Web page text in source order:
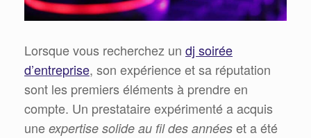
Lorsque vous recherchez un dj soirée
d’entreprise, son expérience et sa réputation
sont les premiers éléments à prendre en
compte. Un prestataire expérimenté a acquis
une expertise solide au fil des années et a été